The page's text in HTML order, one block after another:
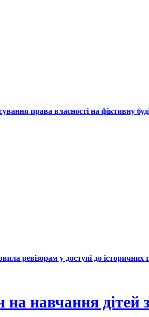
права власності на фіктивну
ревізорам у доступі до історичних
навчання дітей